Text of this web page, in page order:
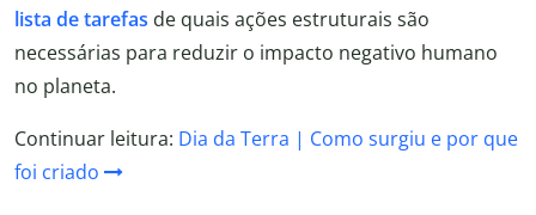
lista de tarefas de quais ações estruturais são
necessárias para reduzir o impacto negativo humano
no planeta.
Continuar leitura: Dia da Terra | Como surgiu e por que
foi criado